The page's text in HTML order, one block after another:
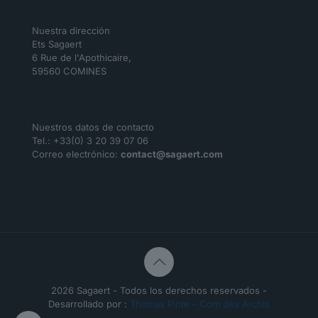
Nuestra dirección
Ets Sagaert
6 Rue de l'Apothicaire,
59560 COMINES
Nuestros datos de contacto
Tel.: +33(0) 3 20 39 07 06
Correo electrónico: contact@sagaert.com
2026 Sagaert - Todos los derechos reservados -
Desarrollado por : Thomas Pinte - Com des Archis